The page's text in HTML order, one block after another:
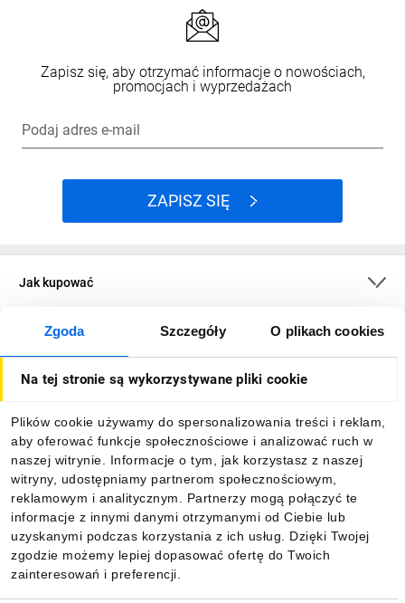
Zgoda Szczegóły O plikach cookies
Na tej stronie są wykorzystywane pliki cookie
Plików cookie używamy do spersonalizowania treści i reklam,
aby oferować funkcje społecznościowe i analizować ruch w
naszej witrynie. Informacje o tym, jak korzystasz z naszej
witryny, udostępniamy partnerom społecznościowym,
reklamowym i analitycznym. Partnerzy mogą połączyć te
informacje z innymi danymi otrzymanymi od Ciebie lub
uzyskanymi podczas korzystania z ich usług. Dzięki Twojej
zgodzie możemy lepiej dopasować ofertę do Twoich
zainteresowań i preferencji.
Zapisz się, aby otrzymać informacje o nowościach,
promocjach i wyprzedażach
Podaj adres e-mail
ZAPISZ SIĘ
Jak kupować
O firmie
Informacje
Pobierz naszą aplikację mobilną: